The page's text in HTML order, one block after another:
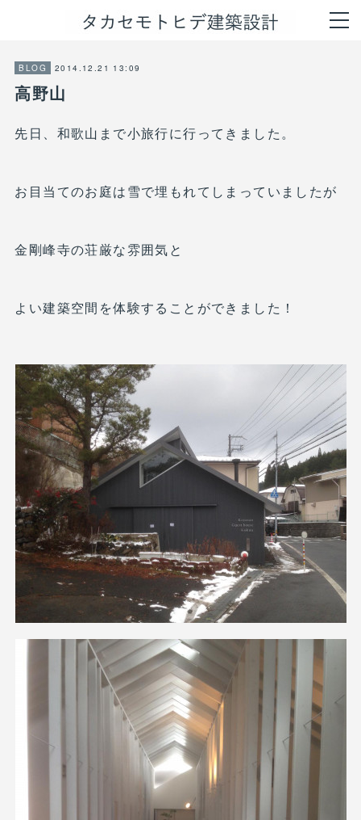
BLOG 2014.12.21 13:09
高野山
先日、和歌山まで小旅行に行ってきました。
お目当てのお庭は雪で埋もれてしまっていましたが
金剛峰寺の荘厳な雰囲気と
よい建築空間を体験することができました！